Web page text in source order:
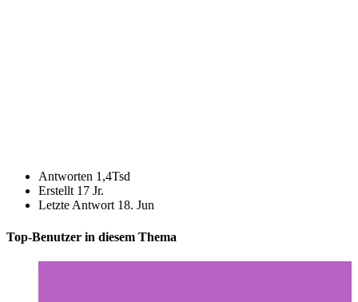
Antworten 1,4Tsd
Erstellt 17 Jr.
Letzte Antwort 18. Jun
Top-Benutzer in diesem Thema